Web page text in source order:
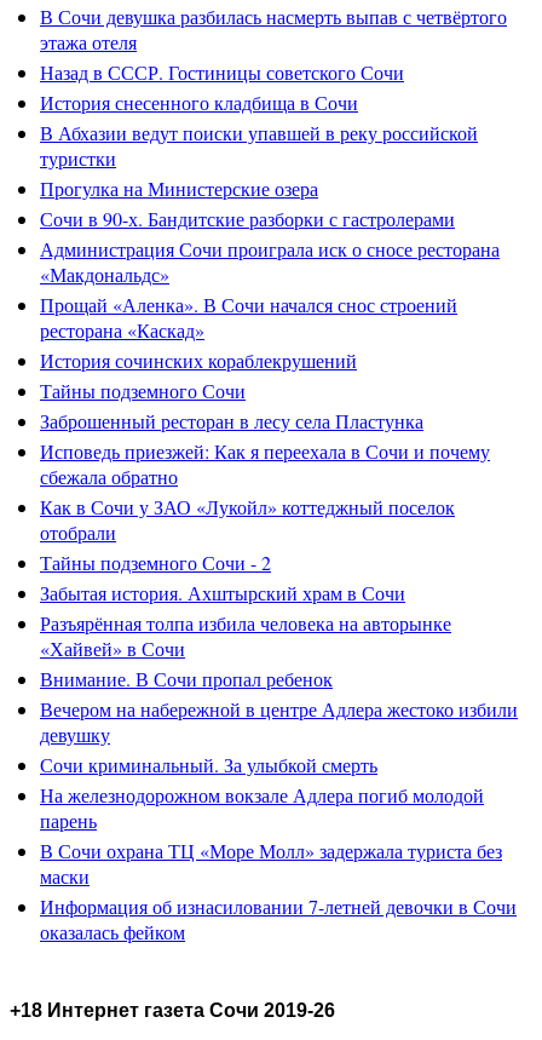
В Сочи девушка разбилась насмерть выпав с четвёртого
этажа отеля
Назад в СССР. Гостиницы советского Сочи
История снесенного кладбища в Сочи
В Абхазии ведут поиски упавшей в реку российской
туристки
Прогулка на Министерские озера
Сочи в 90-х. Бандитские разборки с гастролерами
Администрация Сочи проиграла иск о сносе ресторана
«Макдональдс»
Прощай «Аленка». В Сочи начался снос строений
ресторана «Каскад»
История сочинских кораблекрушений
Тайны подземного Сочи
Заброшенный ресторан в лесу села Пластунка
Исповедь приезжей: Как я переехала в Сочи и почему
сбежала обратно
Как в Сочи у ЗАО «Лукойл» коттеджный поселок
отобрали
Тайны подземного Сочи - 2
Забытая история. Ахштырский храм в Сочи
Разъярённая толпа избила человека на авторынке
«Хайвей» в Сочи
Внимание. В Сочи пропал ребенок
Вечером на набережной в центре Адлера жестоко избили
девушку
Сочи криминальный. За улыбкой смерть
На железнодорожном вокзале Адлера погиб молодой
парень
В Сочи охрана ТЦ «Море Молл» задержала туриста без
маски
Информация об изнасиловании 7-летней девочки в Сочи
оказалась фейком
+18 Интернет газета Сочи 2019-26